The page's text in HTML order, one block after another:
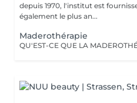
depuis 1970, l'institut est
également le plus an...
Maderothérapie